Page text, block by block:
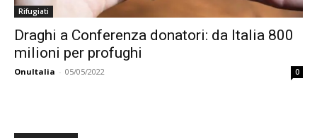
Rifugiati
Draghi a Conferenza donatori: da Italia 800
milioni per profughi
OnuItalia - 05/05/2022 0